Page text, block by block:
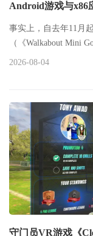
Android游戏与x86
事实上，自去年11月
（《Walkabout Mini
2026-08-04
守门员VR游戏《